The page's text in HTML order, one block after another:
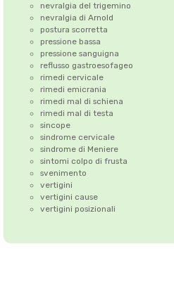
nevralgia del trigemino
nevralgia di Arnold
postura scorretta
pressione bassa
pressione sanguigna
reflusso gastroesofageo
rimedi cervicale
rimedi emicrania
rimedi mal di schiena
rimedi mal di testa
sincope
sindrome cervicale
sindrome di Meniere
sintomi colpo di frusta
svenimento
vertigini
vertigini cause
vertigini posizionali